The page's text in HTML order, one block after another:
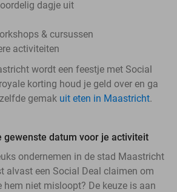
dagje uit
& cursussen
activiteiten
wordt een feestje met Social
korting houd je geld over en ga
gemak uit eten in Maastricht.
gewenste datum voor je activiteit
ondernemen in de stad Maastricht
alvast een Social Deal claimen om
hem niet misloopt? De keuze is aan